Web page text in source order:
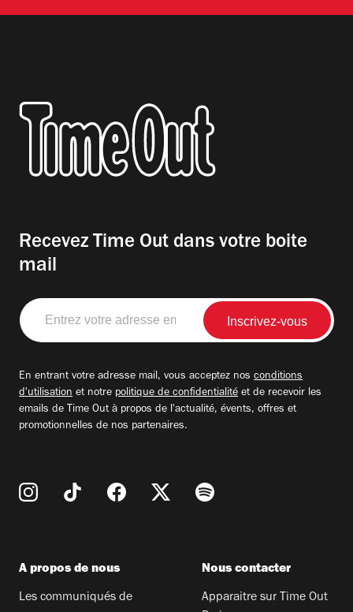
Recevez Time Out dans votre boite
mail
Entrez
votre
adresse
En entrant votre adresse mail, vous acceptez nos conditions
d'utilisation et notre politique de confidentialité et de recevoir les
emails de Time Out à propos de l'actualité, évents, offres et
promotionnelles de nos partenaires.
A propos de nous
Les communiqués de
Nous contacter
Apparaitre sur Time Out